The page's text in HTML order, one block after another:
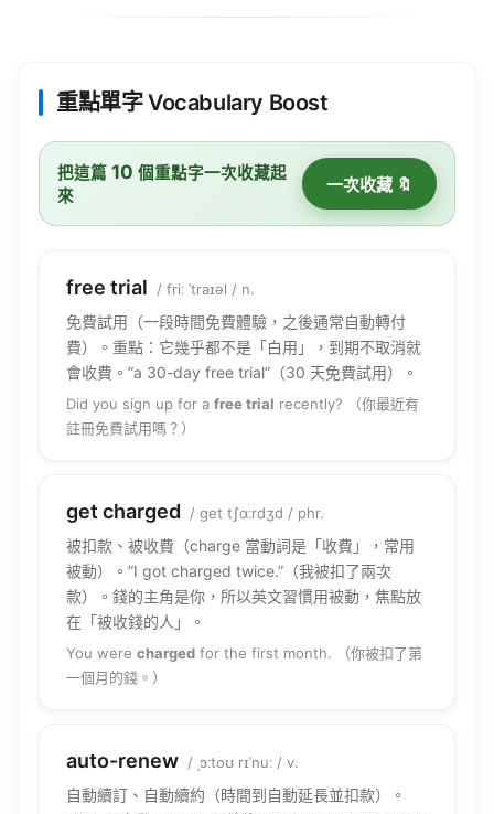
重點單字 Vocabulary Boost
把這篇 10 個重點字一次收藏起
來
一次收藏 🔖
free trial / friː ˈtraɪəl / n.
免費試用（一段時間免費體驗，之後通常自動轉付
費）。重點：它幾乎都不是「白用」，到期不取消就
會收費。”a 30-day free trial”（30 天免費試用）。
Did you sign up for a free trial recently? （你最近有
註冊免費試用嗎？）
get charged / ɡet tʃɑːrdʒd / phr.
被扣款、被收費（charge 當動詞是「收費」，常用
被動）。”I got charged twice.”（我被扣了兩次
款）。錢的主角是你，所以英文習慣用被動，焦點放
在「被收錢的人」。
You were charged for the first month. （你被扣了第
一個月的錢。）
auto-renew / ˌɔːtoʊ rɪˈnuː / v.
自動續訂、自動續約（時間到自動延長並扣款）。